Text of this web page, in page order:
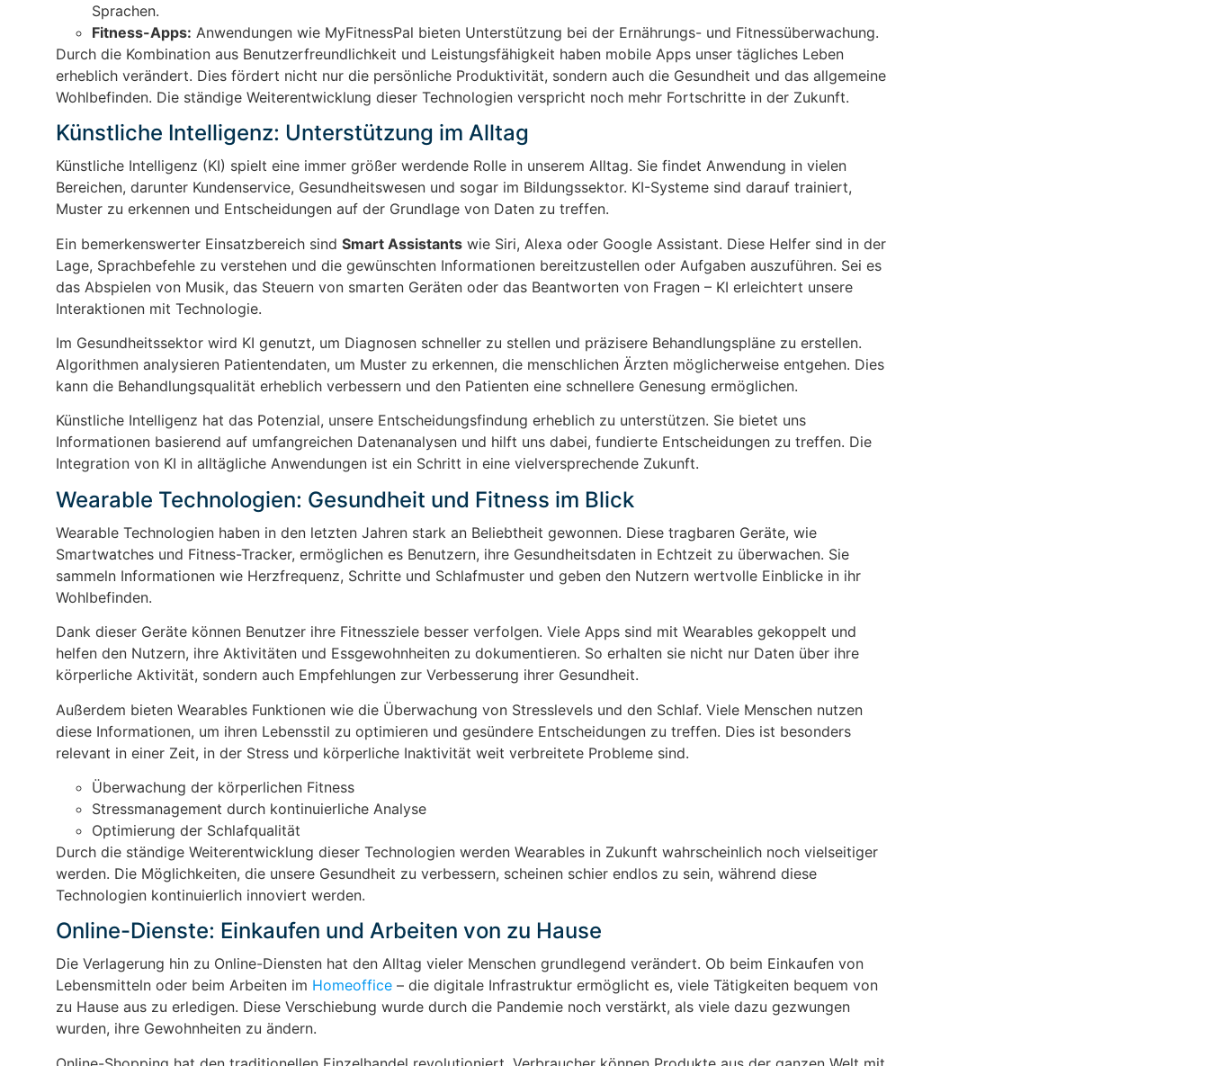
Sprachen.
Fitness-Apps: Anwendungen wie MyFitnessPal bieten Unterstützung bei der Ernährungs- und Fitnessüberwachung.
Durch die Kombination aus Benutzerfreundlichkeit und Leistungsfähigkeit haben mobile Apps unser tägliches Leben
erheblich verändert. Dies fördert nicht nur die persönliche Produktivität, sondern auch die Gesundheit und das allgemeine
Wohlbefinden. Die ständige Weiterentwicklung dieser Technologien verspricht noch mehr Fortschritte in der Zukunft.
Künstliche Intelligenz: Unterstützung im Alltag
Künstliche Intelligenz (KI) spielt eine immer größer werdende Rolle in unserem Alltag. Sie findet Anwendung in vielen
Bereichen, darunter Kundenservice, Gesundheitswesen und sogar im Bildungssektor. KI-Systeme sind darauf trainiert,
Muster zu erkennen und Entscheidungen auf der Grundlage von Daten zu treffen.
Ein bemerkenswerter Einsatzbereich sind Smart Assistants wie Siri, Alexa oder Google Assistant. Diese Helfer sind in der
Lage, Sprachbefehle zu verstehen und die gewünschten Informationen bereitzustellen oder Aufgaben auszuführen. Sei es
das Abspielen von Musik, das Steuern von smarten Geräten oder das Beantworten von Fragen – KI erleichtert unsere
Interaktionen mit Technologie.
Im Gesundheitssektor wird KI genutzt, um Diagnosen schneller zu stellen und präzisere Behandlungspläne zu erstellen.
Algorithmen analysieren Patientendaten, um Muster zu erkennen, die menschlichen Ärzten möglicherweise entgehen. Dies
kann die Behandlungsqualität erheblich verbessern und den Patienten eine schnellere Genesung ermöglichen.
Künstliche Intelligenz hat das Potenzial, unsere Entscheidungsfindung erheblich zu unterstützen. Sie bietet uns
Informationen basierend auf umfangreichen Datenanalysen und hilft uns dabei, fundierte Entscheidungen zu treffen. Die
Integration von KI in alltägliche Anwendungen ist ein Schritt in eine vielversprechende Zukunft.
Wearable Technologien: Gesundheit und Fitness im Blick
Wearable Technologien haben in den letzten Jahren stark an Beliebtheit gewonnen. Diese tragbaren Geräte, wie
Smartwatches und Fitness-Tracker, ermöglichen es Benutzern, ihre Gesundheitsdaten in Echtzeit zu überwachen. Sie
sammeln Informationen wie Herzfrequenz, Schritte und Schlafmuster und geben den Nutzern wertvolle Einblicke in ihr
Wohlbefinden.
Dank dieser Geräte können Benutzer ihre Fitnessziele besser verfolgen. Viele Apps sind mit Wearables gekoppelt und
helfen den Nutzern, ihre Aktivitäten und Essgewohnheiten zu dokumentieren. So erhalten sie nicht nur Daten über ihre
körperliche Aktivität, sondern auch Empfehlungen zur Verbesserung ihrer Gesundheit.
Außerdem bieten Wearables Funktionen wie die Überwachung von Stresslevels und den Schlaf. Viele Menschen nutzen
diese Informationen, um ihren Lebensstil zu optimieren und gesündere Entscheidungen zu treffen. Dies ist besonders
relevant in einer Zeit, in der Stress und körperliche Inaktivität weit verbreitete Probleme sind.
Überwachung der körperlichen Fitness
Stressmanagement durch kontinuierliche Analyse
Optimierung der Schlafqualität
Durch die ständige Weiterentwicklung dieser Technologien werden Wearables in Zukunft wahrscheinlich noch vielseitiger
werden. Die Möglichkeiten, die unsere Gesundheit zu verbessern, scheinen schier endlos zu sein, während diese
Technologien kontinuierlich innoviert werden.
Online-Dienste: Einkaufen und Arbeiten von zu Hause
Die Verlagerung hin zu Online-Diensten hat den Alltag vieler Menschen grundlegend verändert. Ob beim Einkaufen von
Lebensmitteln oder beim Arbeiten im Homeoffice – die digitale Infrastruktur ermöglicht es, viele Tätigkeiten bequem von
zu Hause aus zu erledigen. Diese Verschiebung wurde durch die Pandemie noch verstärkt, als viele dazu gezwungen
wurden, ihre Gewohnheiten zu ändern.